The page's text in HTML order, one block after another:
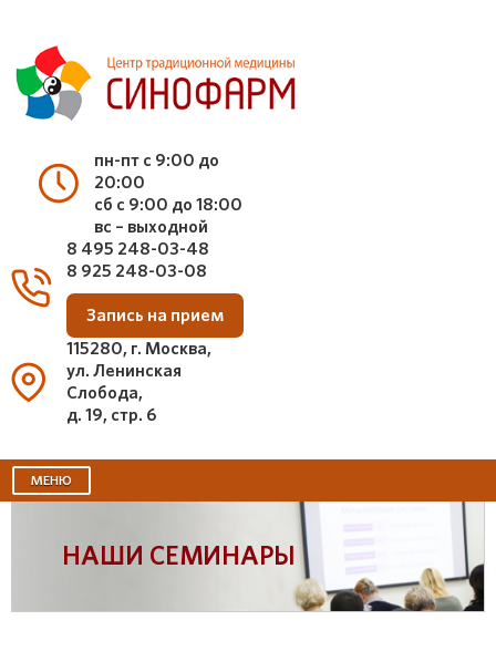
пн-пт с 9:00 до
20:00
сб с 9:00 до 18:00
вс – выходной
8 495 248-03-48
8 925 248-03-08
Запись на прием
115280, г. Москва,
ул. Ленинская
Слобода,
д. 19, стр. 6
МЕНЮ
НАШИ СЕМИНАРЫ